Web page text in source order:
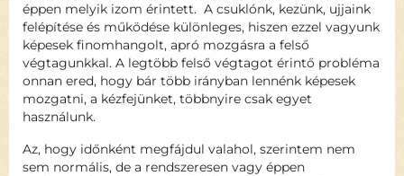
éppen melyik izom érintett. A csuklónk, kezünk, ujjaink
felépítése és működése különleges, hiszen ezzel vagyunk
képesek finomhangolt, apró mozgásra a felső
végtagunkkal. A legtöbb felső végtagot érintő probléma
onnan ered, hogy bár több irányban lennénk képesek
mozgatni, a kézfejünket, többnyire csak egyet
használunk.
Az, hogy időnként megfájdul valahol, szerintem nem
sem normális, de a rendszeresen vagy éppen